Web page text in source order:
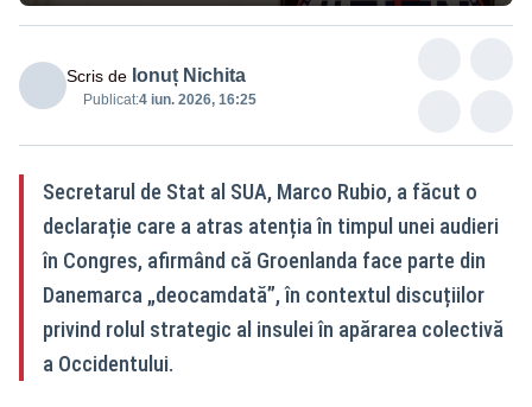
Scris de Ionuț Nichita
Publicat:4 iun. 2026, 16:25
Secretarul de Stat al SUA, Marco Rubio, a făcut o
declarație care a atras atenția în timpul unei audieri
în Congres, afirmând că Groenlanda face parte din
Danemarca „deocamdată”, în contextul discuțiilor
privind rolul strategic al insulei în apărarea colectivă
a Occidentului.